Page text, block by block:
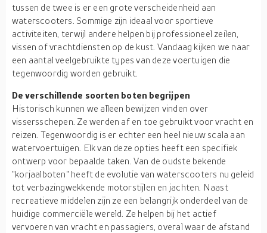
tussen de twee is er een grote verscheidenheid aan
waterscooters. Sommige zijn ideaal voor sportieve
activiteiten, terwijl andere helpen bij professioneel zeilen,
vissen of vrachtdiensten op de kust. Vandaag kijken we naar
een aantal veelgebruikte types van deze voertuigen die
tegenwoordig worden gebruikt.
De verschillende soorten boten begrijpen
Historisch kunnen we alleen bewijzen vinden over
vissersschepen. Ze werden af en toe gebruikt voor vracht en
reizen. Tegenwoordig is er echter een heel nieuw scala aan
watervoertuigen. Elk van deze opties heeft een specifiek
ontwerp voor bepaalde taken. Van de oudste bekende
"korjaalboten" heeft de evolutie van waterscooters nu geleid
tot verbazingwekkende motorstijlen en jachten. Naast
recreatieve middelen zijn ze een belangrijk onderdeel van de
huidige commerciële wereld. Ze helpen bij het actief
vervoeren van vracht en passagiers, overal waar de afstand